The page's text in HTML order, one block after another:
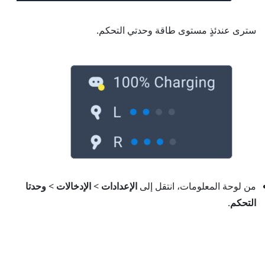
سترى عندئذٍ مستوى طاقة وحدتي التحكم.
من لوحة المعلومات، انتقل إلى الإعدادات >الإدخالات >وحدتا
التحكم.